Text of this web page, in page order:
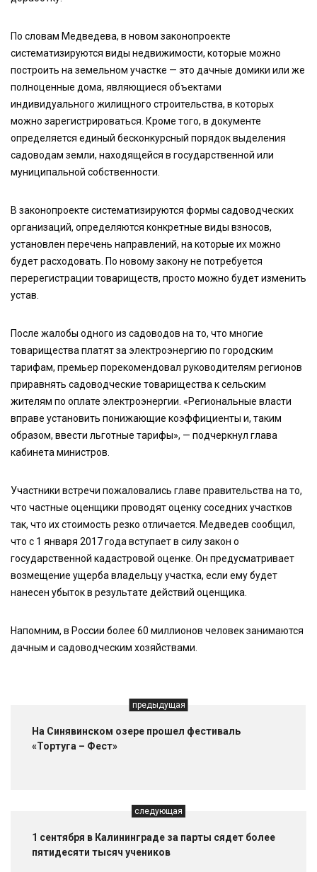
По словам Медведева, в новом законопроекте
систематизируются виды недвижимости, которые можно
построить на земельном участке — это дачные домики или же
полноценные дома, являющиеся объектами
индивидуального жилищного строительства, в которых
можно зарегистрироваться. Кроме того, в документе
определяется единый бесконкурсный порядок выделения
садоводам земли, находящейся в государственной или
муниципальной собственности.
В законопроекте систематизируются формы садоводческих
организаций, определяются конкретные виды взносов,
установлен перечень направлений, на которые их можно
будет расходовать. По новому закону не потребуется
перерегистрации товариществ, просто можно будет изменить
устав.
После жалобы одного из садоводов на то, что многие
товарищества платят за электроэнергию по городским
тарифам, премьер порекомендовал руководителям регионов
приравнять садоводческие товарищества к сельским
жителям по оплате электроэнергии. «Региональные власти
вправе установить понижающие коэффициенты и, таким
образом, ввести льготные тарифы», — подчеркнул глава
кабинета министров.
Участники встречи пожаловались главе правительства на то,
что частные оценщики проводят оценку соседних участков
так, что их стоимость резко отличается. Медведев сообщил,
что с 1 января 2017 года вступает в силу закон о
государственной кадастровой оценке. Он предусматривает
возмещение ущерба владельцу участка, если ему будет
нанесен убыток в результате действий оценщика.
Напомним, в России более 60 миллионов человек занимаются
дачным и садоводческим хозяйствами.
предыдущая
На Синявинском озере прошел фестиваль
«Тортуга – Фест»
следующая
1 сентября в Калининграде за парты сядет более
пятидесяти тысяч учеников